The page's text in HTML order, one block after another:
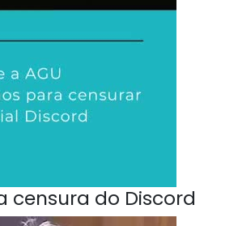
censura do Discord